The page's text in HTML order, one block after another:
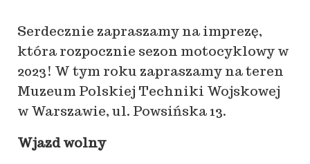
Serdecznie zapraszamy na imprezę,
która rozpocznie sezon motocyklowy w
2023! W tym roku zapraszamy na teren
Muzeum Polskiej Techniki Wojskowej
w Warszawie, ul. Powsińska 13.
Wjazd wolny